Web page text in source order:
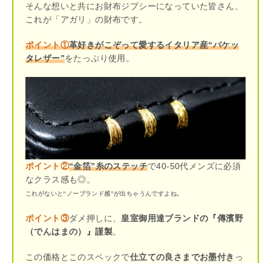
そんな想いと共にお財布ジプシーになっていた皆さん、
これが「アガリ」の財布です。
ポイント①革好きがこぞって愛するイタリア産“バケッ
タレザー”をたっぷり使用。
ポイント②“金箔”糸のステッチで40-50代メンズに必須
なクラス感も◎。
これがないと“ノーブランド感”が出ちゃうんですよね。
ポイント③ダメ押しに、 皇室御用達ブランドの『傳濱野
（でんはまの）』謹製。
この価格とこのスペックで仕立ての良さまでお墨付き っ